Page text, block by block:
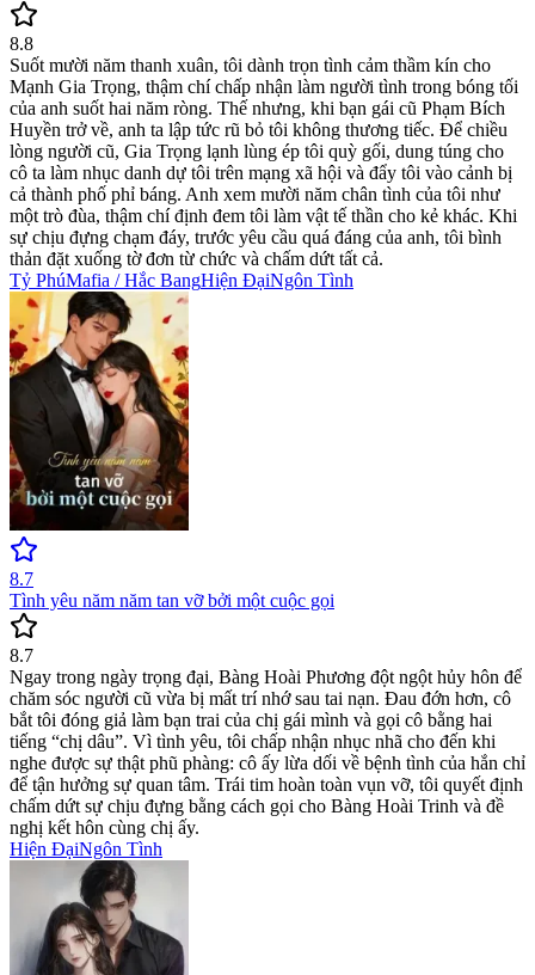
8.8
Suốt mười năm thanh xuân, tôi dành trọn tình cảm thầm kín cho
Mạnh Gia Trọng, thậm chí chấp nhận làm người tình trong bóng tối
của anh suốt hai năm ròng. Thế nhưng, khi bạn gái cũ Phạm Bích
Huyền trở về, anh ta lập tức rũ bỏ tôi không thương tiếc. Để chiều
lòng người cũ, Gia Trọng lạnh lùng ép tôi quỳ gối, dung túng cho
cô ta làm nhục danh dự tôi trên mạng xã hội và đẩy tôi vào cảnh bị
cả thành phố phỉ báng. Anh xem mười năm chân tình của tôi như
một trò đùa, thậm chí định đem tôi làm vật tế thần cho kẻ khác. Khi
sự chịu đựng chạm đáy, trước yêu cầu quá đáng của anh, tôi bình
thản đặt xuống tờ đơn từ chức và chấm dứt tất cả.
Tỷ PhúMafia / Hắc BangHiện ĐạiNgôn Tình
8.7
Tình yêu năm năm tan vỡ bởi một cuộc gọi
8.7
Ngay trong ngày trọng đại, Bàng Hoài Phương đột ngột hủy hôn để
chăm sóc người cũ vừa bị mất trí nhớ sau tai nạn. Đau đớn hơn, cô
bắt tôi đóng giả làm bạn trai của chị gái mình và gọi cô bằng hai
tiếng “chị dâu”. Vì tình yêu, tôi chấp nhận nhục nhã cho đến khi
nghe được sự thật phũ phàng: cô ấy lừa dối về bệnh tình của hắn chỉ
để tận hưởng sự quan tâm. Trái tim hoàn toàn vụn vỡ, tôi quyết định
chấm dứt sự chịu đựng bằng cách gọi cho Bàng Hoài Trinh và đề
nghị kết hôn cùng chị ấy.
Hiện ĐạiNgôn Tình